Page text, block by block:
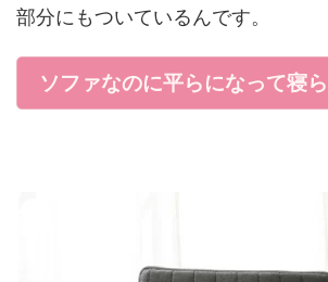
部分にもついているんです。
ソファなのに平らになって寝